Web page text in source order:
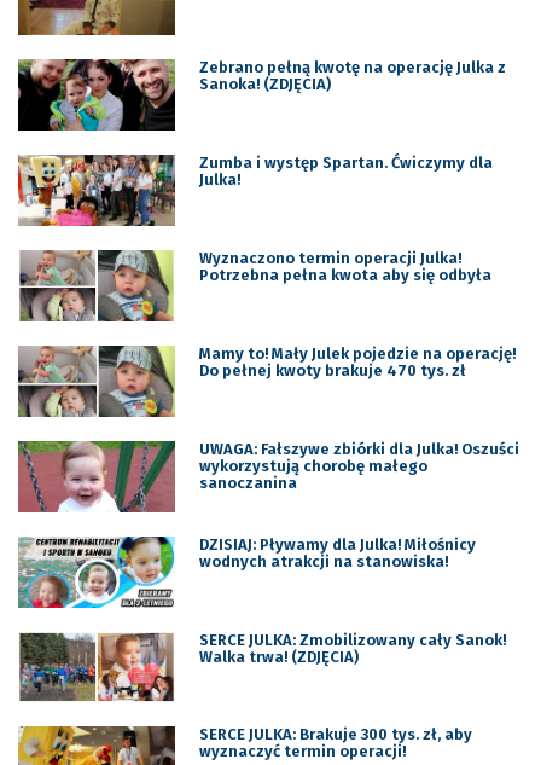
Zebrano pełną kwotę na operację Julka z
Sanoka! (ZDJĘCIA)
Zumba i występ Spartan. Ćwiczymy dla
Julka!
Wyznaczono termin operacji Julka!
Potrzebna pełna kwota aby się odbyła
Mamy to! Mały Julek pojedzie na operację!
Do pełnej kwoty brakuje 470 tys. zł
UWAGA: Fałszywe zbiórki dla Julka! Oszuści
wykorzystują chorobę małego
sanoczanina
DZISIAJ: Pływamy dla Julka! Miłośnicy
wodnych atrakcji na stanowiska!
SERCE JULKA: Zmobilizowany cały Sanok!
Walka trwa! (ZDJĘCIA)
SERCE JULKA: Brakuje 300 tys. zł, aby
wyznaczyć termin operacji!